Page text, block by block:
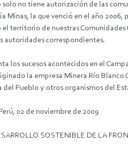
solo no tiene autorización de las
Minas, la que venció en el año
territorio de nuestras
autoridades correspondientes.
los sucesos acontecidos en el
la empresa Minera Río Blanco
del Pueblo y otros organismos del
02 de noviembre de 2009
SOSTENIBLE DE LA